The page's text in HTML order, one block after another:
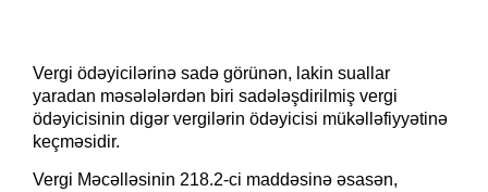
Vergi ödəyicilərinə sadə görünən, lakin suallar
yaradan məsələlərdən biri sadələşdirilmiş vergi
ödəyicisinin digər vergilərin ödəyicisi mükəlləfiyyətinə
keçməsidir.
Vergi Məcəlləsinin 218.2-ci maddəsinə əsasən,